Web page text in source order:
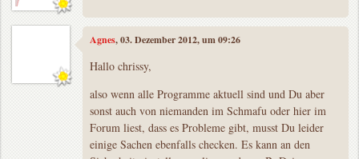
Agnes, 03. Dezember 2012, um 09:26
Hallo chrissy,
also wenn alle Programme aktuell sind und Du aber
sonst auch von niemanden im Schmafu oder hier im
Forum liest, dass es Probleme gibt, musst Du leider
einige Sachen ebenfalls checken. Es kann an den